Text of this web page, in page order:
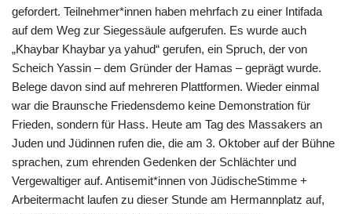
gefordert. Teilnehmer*innen haben mehrfach zu einer Intifada
auf dem Weg zur Siegessäule aufgerufen. Es wurde auch
„Khaybar Khaybar ya yahud“ gerufen, ein Spruch, der von
Scheich Yassin – dem Gründer der Hamas – geprägt wurde.
Belege davon sind auf mehreren Plattformen. Wieder einmal
war die Braunsche Friedensdemo keine Demonstration für
Frieden, sondern für Hass. Heute am Tag des Massakers an
Juden und Jüdinnen rufen die, die am 3. Oktober auf der Bühne
sprachen, zum ehrenden Gedenken der Schlächter und
Vergewaltiger auf. Antisemit*innen von JüdischeStimme +
Arbeitermacht laufen zu dieser Stunde am Hermannplatz auf,